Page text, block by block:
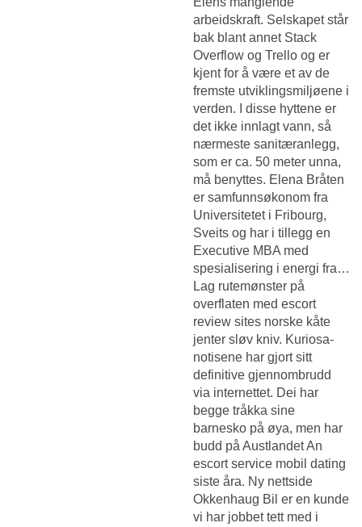
arbeidskraft. Selskapet står
bak blant annet Stack
Overflow og Trello og er
kjent for å være et av de
fremste utviklingsmiljøene i
verden. I disse hyttene er
det ikke innlagt vann, så
nærmeste sanitæranlegg,
som er ca. 50 meter unna,
må benyttes. Elena Bråten
er samfunnsøkonom fra
Universitetet i Fribourg,
Sveits og har i tillegg en
Executive MBA med
spesialisering i energi fra…
Lag rutemønster på
overflaten med escort
review sites norske kåte
jenter sløv kniv. Kuriosa-
notisene har gjort sitt
definitive gjennombrudd
via internettet. Dei har
begge tråkka sine
barnesko på øya, men har
budd på AustlandetAn
escort service mobil dating
siste åra. Ny nettside
Okkenhaug Bil er en kunde
vi har jobbet tett med i